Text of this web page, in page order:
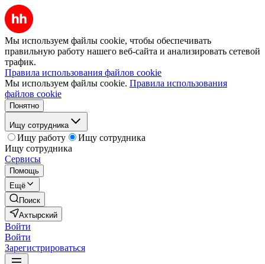
Мы используем файлы cookie, чтобы обеспечивать
правильную работу нашего веб-сайта и анализировать сетевой
трафик.
Правила использования файлов cookie
Мы используем файлы cookie. Правила использования
файлов cookie
Понятно
Ищу сотрудника
Ищу работу
Ищу сотрудника
Ищу сотрудника
Сервисы
Помощь
Ещё
Поиск
Ахтырский
Войти
Войти
Зарегистрироваться